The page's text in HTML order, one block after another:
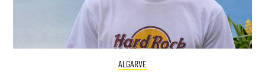
ALGARVE